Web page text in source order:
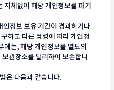
지체없이 해당 개인정보를 파기
정보 보유 기간이 경과하거나
하고 다른 법령에 따라 개인정
에는, 해당 개인정보를 별도의
관장소를 달리하여 보존합니
은 다음과 같습니다.